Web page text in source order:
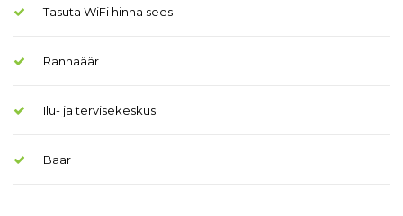
Tasuta WiFi hinna sees
Rannaäär
Ilu- ja tervisekeskus
Baar